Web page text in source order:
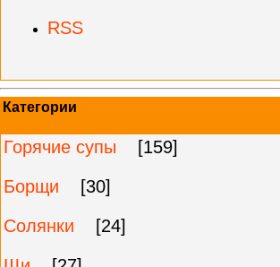
RSS
Категории
Горячие супы
[159]
Борщи
[30]
Солянки
[24]